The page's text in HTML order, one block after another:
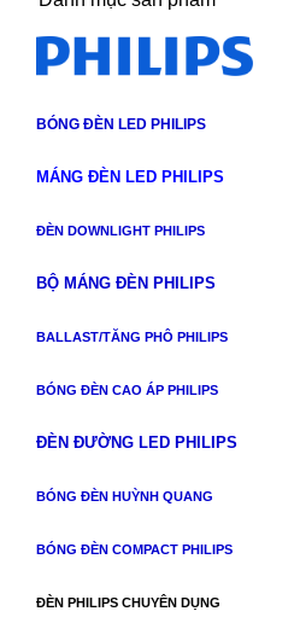
BÓNG ĐÈN LED PHILIPS
MÁNG ĐÈN LED PHILIPS
ĐÈN DOWNLIGHT PHILIPS
BỘ MÁNG ĐÈN PHILIPS
BALLAST/TĂNG PHÔ PHILIPS
BÓNG ĐÈN CAO ÁP PHILIPS
ĐÈN ĐƯỜNG LED PHILIPS
BÓNG ĐÈN HUỲNH QUANG
BÓNG ĐÈN COMPACT PHILIPS
ĐÈN PHILIPS CHUYÊN DỤNG